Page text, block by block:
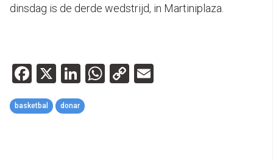
dinsdag is de derde wedstrijd, in Martiniplaza.
Facebook
X LinkedIn
WhatsApp
Copy
basketbal donar